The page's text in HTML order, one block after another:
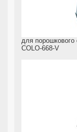
для порошкового
COLO-668-V